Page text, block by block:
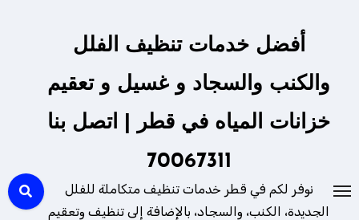
أفضل خدمات تنظيف الفلل
والكنب والسجاد و غسيل و تعقيم
خزانات المياه في قطر | اتصل بنا
70067311
نوفر لكم في قطر خدمات تنظيف متكاملة للفلل
الجديدة، الكنب، والسجاد، بالإضافة إلى تنظيف وتعقيم